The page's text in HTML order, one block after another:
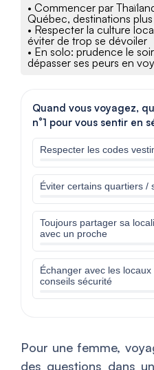
• Commencer par
Québec, destinations plus
• Respecter la culture
éviter de trop se dévoiler
• En solo: prudence le
dépasser ses peurs en
Quand vous voyagez,
n°1 pour vous sentir en
Respecter les codes
Éviter certains quartiers /
Toujours partager sa
avec un proche
Échanger avec les
conseils sécurité
Pour une femme,
des questions dans